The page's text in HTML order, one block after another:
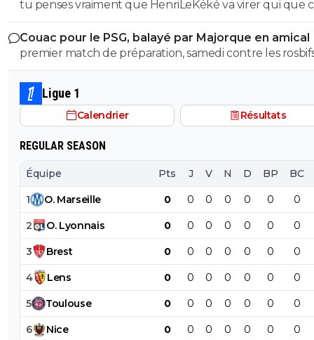
tu penses vraiment que HenriLeKéké va virer qui que
après un match comme ça ? 😏🇵🇹🇧🇷🇫🇷🇺🇦
Couac pour le PSG, balayé par Majorque en amical
premier match de préparation, samedi contre les
🇵🇹🇧🇷🇫🇷🇺🇦
Ligue 1
Calendrier Résultats
REGULAR SEASON
Équipe Pts J V N D BP BC
1 O. Marseille 0 0 0 0 0 0 0
2 O. Lyonnais 0 0 0 0 0 0 0
3 Brest 0 0 0 0 0 0 0
4 Lens 0 0 0 0 0 0 0
5 Toulouse 0 0 0 0 0 0 0
6 Nice 0 0 0 0 0 0 0